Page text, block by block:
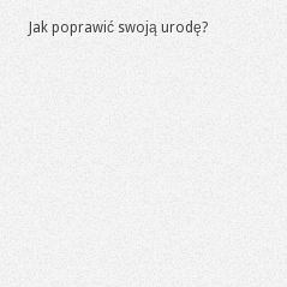
Jak poprawić swoją urodę?